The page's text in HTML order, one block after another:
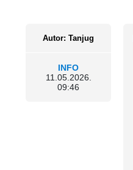
Autor: Tanjug
INFO
11.05.2026.
09:46